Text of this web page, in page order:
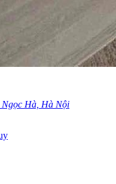
Ngọc Hà, Hà Nội